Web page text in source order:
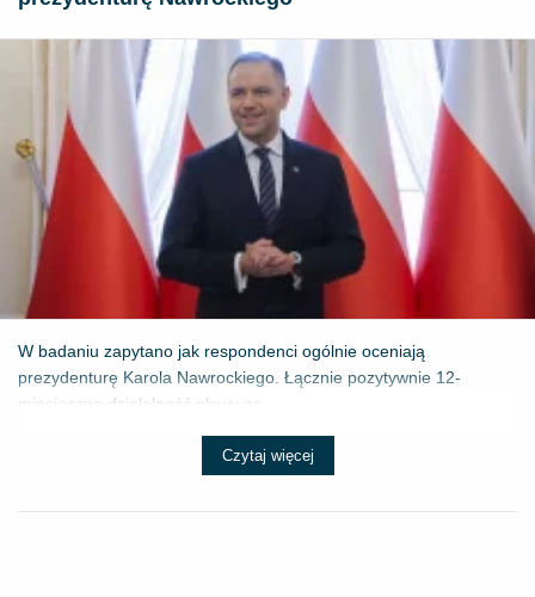
W badaniu zapytano jak respondenci ogólnie oceniają
prezydenturę Karola Nawrockiego. Łącznie pozytywnie 12-
miesięczną działalność głowy pa...
Czytaj więcej